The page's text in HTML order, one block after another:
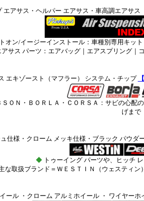
エアサス・ヘルパー エアサス・車高調エアサス
オン/イージーインストール：車種別専用キッ
サス パーツ：エアバッグ｜エアスプリング｜
エキゾースト（マフラー） システム・チップ
ＯＮ・ＢＯＲＬＡ・ＣＯＲＳＡ：サビの心配
げまで
仕様・クローム メッキ仕様・ブラック パウダ
◆トゥーイング パーツや、ヒッチ レ
な取扱ブランド＝ ＷＥＳＴＩＮ（ウェスティン
ール ・クローム アルミホイール ・ ワイヤー